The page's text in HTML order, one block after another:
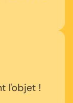
l'objet !